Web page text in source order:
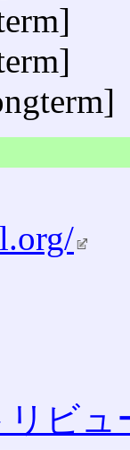
ビュ